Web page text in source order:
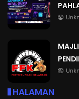
HALAMAN